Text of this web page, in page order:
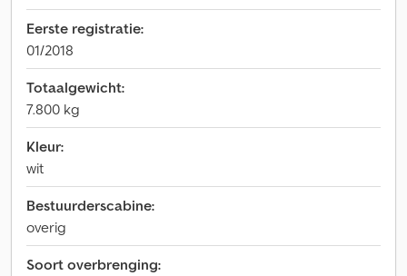
Eerste registratie:
01/2018
Totaalgewicht:
7.800 kg
Kleur:
wit
Bestuurderscabine:
overig
Soort overbrenging: